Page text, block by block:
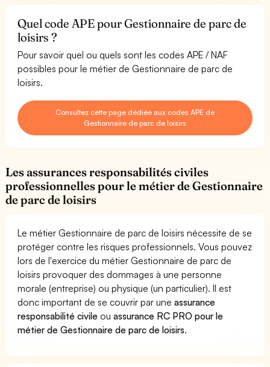
Quel code APE pour Gestionnaire de parc de
loisirs ?
Pour savoir quel ou quels sont les codes APE / NAF
possibles pour le métier de Gestionnaire de parc de
loisirs.
Consultez cette page dédiée aux codes APE de
Gestionnaire de parc de loisirs
Les assurances responsabilités civiles
professionnelles pour le métier de Gestionnaire
de parc de loisirs
Le métier Gestionnaire de parc de loisirs nécessite de se
protéger contre les risques professionnels. Vous pouvez
lors de l'exercice du métier Gestionnaire de parc de
loisirs provoquer des dommages à une personne
morale (entreprise) ou physique (un particulier). Il est
donc important de se couvrir par uneassurance
responsabilité civile ouassurance RC PRO pour le
métier de Gestionnaire de parc de loisirs.